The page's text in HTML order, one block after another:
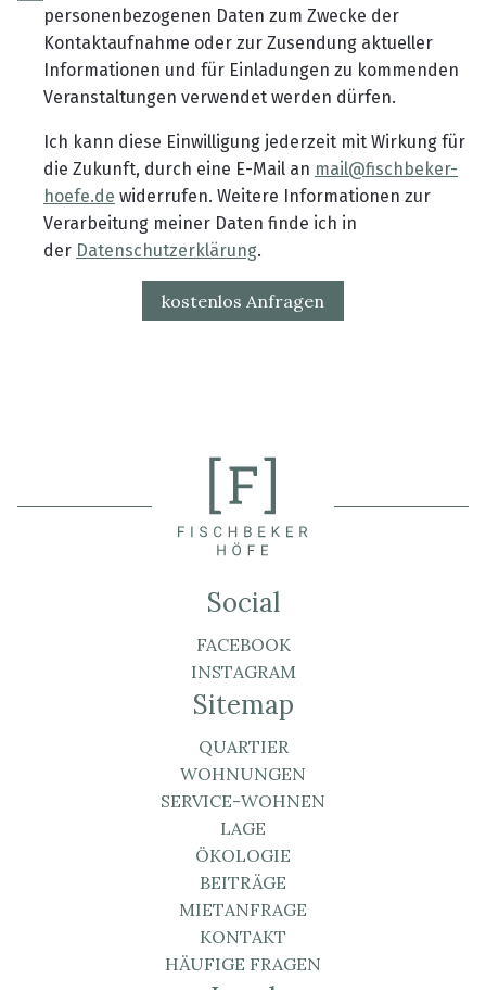
personenbezogenen Daten zum Zwecke der
Kontaktaufnahme oder zur Zusendung aktueller
Informationen und für Einladungen zu kommenden
Veranstaltungen verwendet werden dürfen.
Ich kann diese Einwilligung jederzeit mit Wirkung für
die Zukunft, durch eine E-Mail an mail@fischbeker-
hoefe.de widerrufen. Weitere Informationen zur
Verarbeitung meiner Daten finde ich in
der Datenschutzerklärung.
kostenlos Anfragen
Social
FACEBOOK
INSTAGRAM
Sitemap
QUARTIER
WOHNUNGEN
SERVICE-WOHNEN
LAGE
ÖKOLOGIE
BEITRÄGE
MIETANFRAGE
KONTAKT
HÄUFIGE FRAGEN